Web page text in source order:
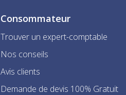
Consommateur
Trouver un expert-comptable
Nos conseils
Avis clients
Demande de devis 100% Gratuit